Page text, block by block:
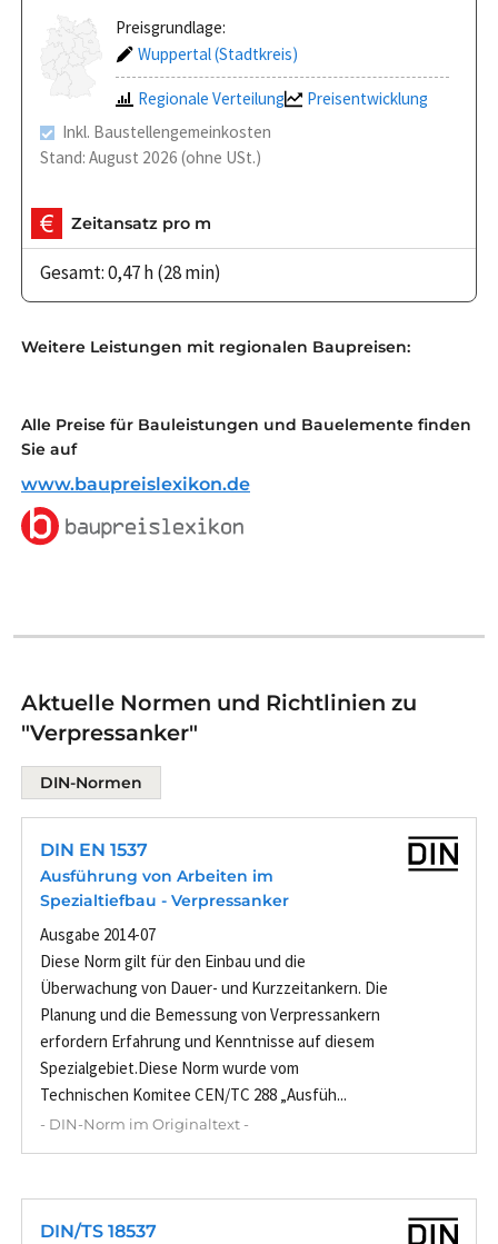
Preisgrundlage:
Wuppertal (Stadtkreis)
Regionale Verteilung
Preisentwicklung
Inkl. Baustellengemeinkosten
Stand: August 2026 (ohne USt.)
Zeitansatz pro m
Gesamt: 0,47 h (28 min)
Weitere Leistungen mit regionalen Baupreisen:
Alle Preise für Bauleistungen und Bauelemente finden
Sie auf
www.baupreislexikon.de
Aktuelle Normen und Richtlinien zu
"Verpressanker"
DIN-Normen
DIN EN 1537
Ausführung von Arbeiten im
Spezialtiefbau - Verpressanker
Ausgabe 2014-07
Diese Norm gilt für den Einbau und die
Überwachung von Dauer- und Kurzzeitankern. Die
Planung und die Bemessung von Verpressankern
erfordern Erfahrung und Kenntnisse auf diesem
Spezialgebiet.Diese Norm wurde vom
Technischen Komitee CEN/TC 288 „Ausfüh...
- DIN-Norm im Originaltext -
DIN/TS 18537